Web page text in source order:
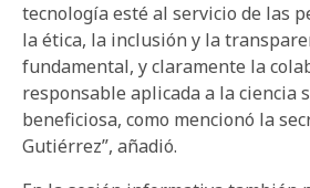
tecnología esté al servicio de las
la ética, la inclusión y la
fundamental, y claramente la
responsable aplicada a la ciencia
beneficiosa, como mencionó la
Gutiérrez”, añadió.